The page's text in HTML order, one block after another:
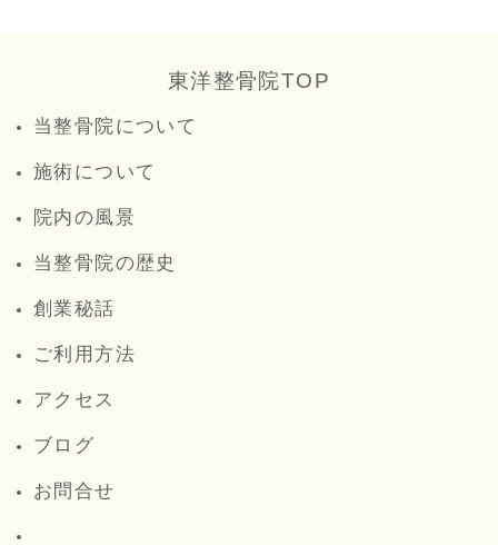
東洋整骨院TOP
当整骨院について
施術について
院内の風景
当整骨院の歴史
創業秘話
ご利用方法
アクセス
ブログ
お問合せ